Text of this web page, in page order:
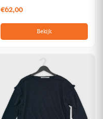
€62,00
Bekijk